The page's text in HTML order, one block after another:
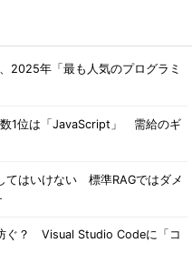
2025年「最も人気のプログラミ
1位は「JavaScript」 需給のギ
てはいけない 標準RAGではダメ
ぐ？ Visual Studio Codeに「コ